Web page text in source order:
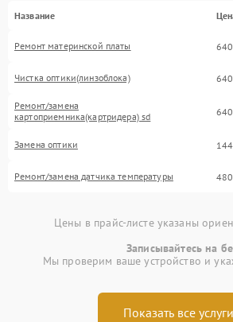
Название
Ремонт материнской платы
Чистка оптики(линзоблока)
Ремонт/замена
картоприемника(картридера) sd
Замена оптики
Ремонт/замена датчика температуры
Цены в прайс-листе указаны
Записывайтесь на
Мы проверим ваше устройство и
Показать все услуги